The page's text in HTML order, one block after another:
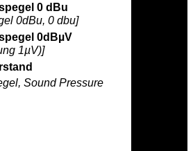
0 dBu
0dBu, 0 dbu]
0dBµV
1µV)]
Sound Pressure